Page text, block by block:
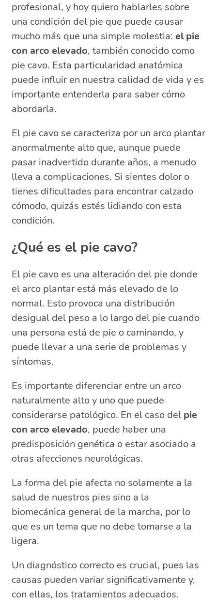
Causas del pie con arco elevado
¿Cuáles son los síntomas del pie cavo?
¿Cómo afecta tener el pie cavo?
Tratamientos para el pie cavo
¿Cuándo es necesaria la cirugía para el
pie cavo?
Recomendaciones para convivir con el pie
cavo
Preguntas relacionadas sobre cómo
¿Qué pasa cuando tienes el arco del
pie muy alto?
¿Cómo se cura el pie cavo?
¿Cómo corregir el arco del pie?
¿Qué músculos afecta el pie cavo?
profesional, y hoy quiero hablarles sobre
una condición del pie que puede causar
mucho más que una simple molestia: el pie
con arco elevado, también conocido como
pie cavo. Esta particularidad anatómica
puede influir en nuestra calidad de vida y es
importante entenderla para saber cómo
abordarla.
El pie cavo se caracteriza por un arco plantar
anormalmente alto que, aunque puede
pasar inadvertido durante años, a menudo
lleva a complicaciones. Si sientes dolor o
tienes dificultades para encontrar calzado
cómodo, quizás estés lidiando con esta
condición.
¿Qué es el pie cavo?
El pie cavo es una alteración del pie donde
el arco plantar está más elevado de lo
normal. Esto provoca una distribución
desigual del peso a lo largo del pie cuando
una persona está de pie o caminando, y
puede llevar a una serie de problemas y
síntomas.
Es importante diferenciar entre un arco
naturalmente alto y uno que puede
considerarse patológico. En el caso del pie
con arco elevado, puede haber una
predisposición genética o estar asociado a
otras afecciones neurológicas.
La forma del pie afecta no solamente a la
salud de nuestros pies sino a la
biomecánica general de la marcha, por lo
que es un tema que no debe tomarse a la
ligera.
Un diagnóstico correcto es crucial, pues las
causas pueden variar significativamente y,
con ellas, los tratamientos adecuados.